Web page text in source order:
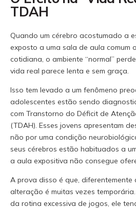
TDAH
Quando um cérebro acostumado a
exposto a uma sala de aula comum
cotidiana, o ambiente “normal”
vida real parece lenta e sem graça.
Isso tem levado a um fenômeno
adolescentes estão sendo
com Transtorno do Déficit de
(TDAH). Esses jovens apresentam
não por uma condição
seus cérebros estão habituados a
a aula expositiva não consegue
A prova disso é que, diferentemente
alteração é muitas vezes
da rotina excessiva de jogos, ele